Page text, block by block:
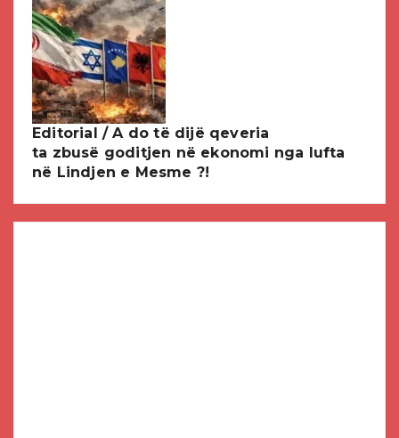
Editorial / A do të dijë qeveria
ta zbusë goditjen në ekonomi nga lufta
në Lindjen e Mesme ?!